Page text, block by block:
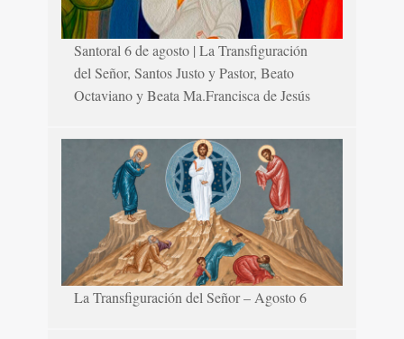
Santoral 6 de agosto | La Transfiguración
del Señor, Santos Justo y Pastor, Beato
Octaviano y Beata Ma.Francisca de Jesús
La Transfiguración del Señor – Agosto 6